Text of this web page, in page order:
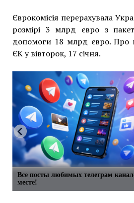
Єврокомісія перерахувала
розмірі 3 млрд євро з
допомоги 18 млрд євро. Про
ЄК у вівторок, 17 січня.
Все посты любимых телеграм
месте!